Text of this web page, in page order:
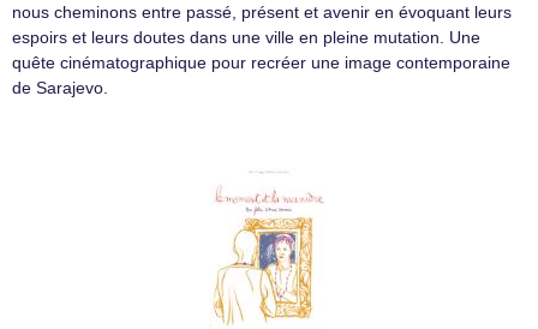
nous cheminons entre passé, présent et avenir en évoquant leurs
espoirs et leurs doutes dans une ville en pleine mutation. Une
quête cinématographique pour recréer une image contemporaine
de Sarajevo.